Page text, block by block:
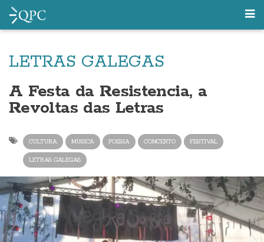
LETRAS GALEGAS
A Festa da Resistencia, a
Revoltas das Letras
CULTURA MUSICA POESIA CONCERTO FESTIVAL
LETRAS GALEGAS